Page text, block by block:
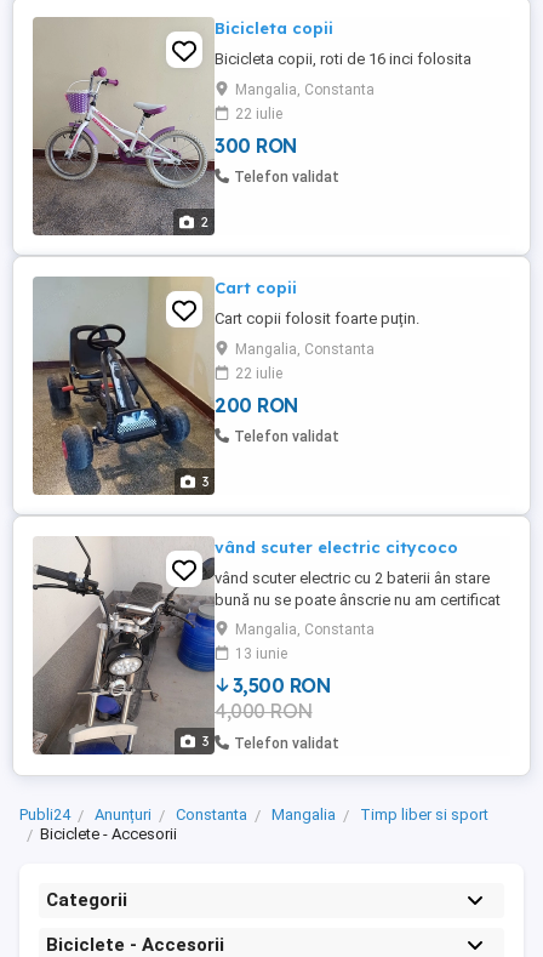
2
Bicicleta copii
Bicicleta copii, roti de 16 inci folosita
Mangalia, Constanta
22 iulie
300 RON
Telefon validat
3
Cart copii
Cart copii folosit foarte puțin.
Mangalia, Constanta
22 iulie
200 RON
Telefon validat
3
vând scuter electric citycoco
vând scuter electric cu 2 baterii ân stare
bună nu se poate ânscrie nu am certificat
de comformitate
Mangalia, Constanta
13 iunie
3,500 RON
4,000 RON
Telefon validat
Publi24 Anunțuri Constanta Mangalia
Timp liber si sport
Biciclete - Accesorii
Categorii
Biciclete - Accesorii